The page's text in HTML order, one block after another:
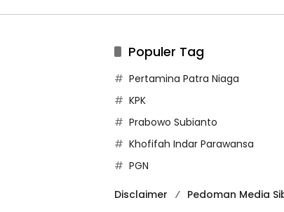
Populer Tag
Pertamina Patra Niaga
KPK
Prabowo Subianto
Khofifah Indar Parawansa
PGN
Disclaimer Pedoman Media